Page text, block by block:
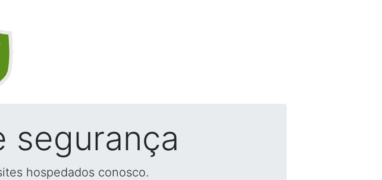
segurança
hospedados conosco.